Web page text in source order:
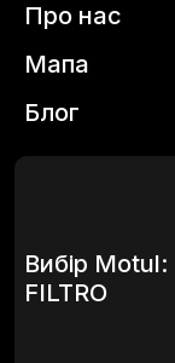
Вибір Motul:
FILTRO
Про нас
Мапа
Блог